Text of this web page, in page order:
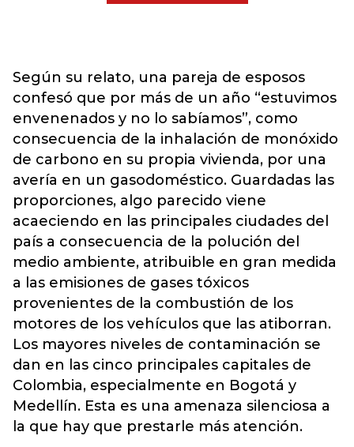
Según su relato, una pareja de esposos
confesó que por más de un año “estuvimos
envenenados y no lo sabíamos”, como
consecuencia de la inhalación de monóxido
de carbono en su propia vivienda, por una
avería en un gasodoméstico. Guardadas las
proporciones, algo parecido viene
acaeciendo en las principales ciudades del
país a consecuencia de la polución del
medio ambiente, atribuible en gran medida
a las emisiones de gases tóxicos
provenientes de la combustión de los
motores de los vehículos que las atiborran.
Los mayores niveles de contaminación se
dan en las cinco principales capitales de
Colombia, especialmente en Bogotá y
Medellín. Esta es una amenaza silenciosa a
la que hay que prestarle más atención.